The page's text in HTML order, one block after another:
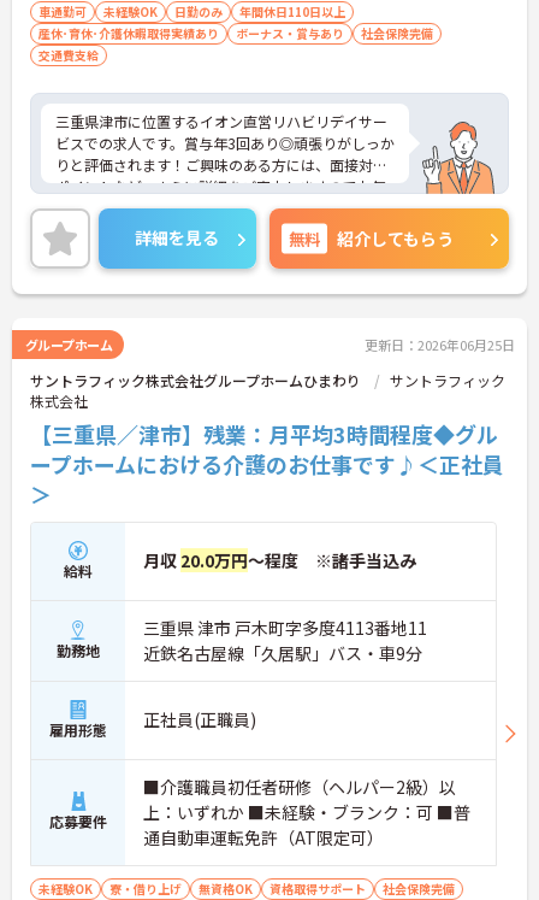
車通勤可 未経験OK 日勤のみ
年間休日110日以上
産休･育休･介護休暇取得実績あり
ボーナス・賞与あり
社会保険完備
交通費支給
三重県津市に位置するイオン直営リハビリデイサー
ビスでの求人です。賞与年3回あり◎頑張りがしっか
りと評価されます！ご興味のある方には、面接対策
ポイントなど、さらに詳細をご案内しますのでお気
軽にご相談ください！
詳細を見る 無料 紹介してもらう
グループホーム 更新日：2026年06月25日
サントラフィック株式会社グループホームひまわり
サントラフィック
株式会社
【三重県／津市】残業：月平均3時間程度◆グル
ープホームにおける介護のお仕事です♪＜正社員
＞
給料 月収 20.0万円～程度 ※諸手当込み
勤務地
三重県 津市 戸木町字多度4113番地11
近鉄名古屋線「久居駅」バス・車9分
雇用形態 正社員(正職員)
応募要件
■介護職員初任者研修（ヘルパー2級）以
上：いずれか ■未経験・ブランク：可 ■普
通自動車運転免許（AT限定可）
未経験OK 寮・借り上げ 無資格OK 資格取得サポート
社会保険完備